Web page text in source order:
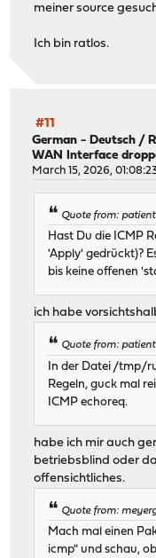
meiner source
Ich bin ratlos.
#11
German - Deutsch /
WAN Interface
March 15, 2026,
Quote from:
Hast Du die ICMP
'Apply' gedrückt)?
bis keine offenen
ich habe
Quote from:
In der Datei /tmp/
Regeln, guck mal
ICMP echoreq.
habe ich mir auch
betriebsblind oder
offensichtliches.
Quote from:
Mach mal einen
icmp" und schau,